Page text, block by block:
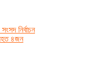
নির্বাচন
৪জন